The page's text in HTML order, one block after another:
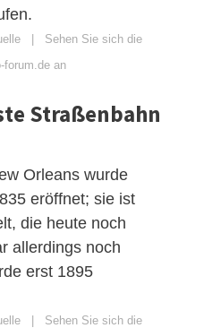
| Sehen Sie sich die
forum.de an
Straßenbahn
Orleans wurde
eröffnet; sie ist
die heute noch
allerdings noch
erst 1895
| Sehen Sie sich die